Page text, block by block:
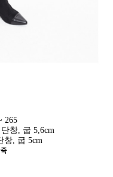
265
창, 굽 5,6cm
창, 굽 5cm